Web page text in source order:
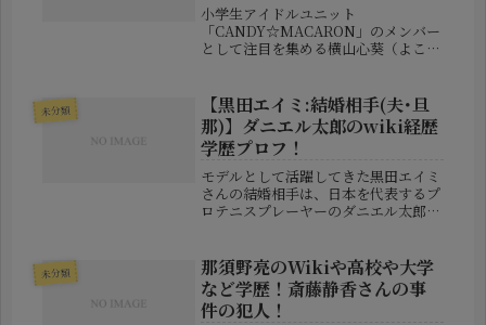
小学生アイドルユニット
「CANDY☆MACARON」のメンバー
として注目を集める横山心葵（よこや
で本格的なレッスンを受けており、
SKE48を夢見るファンの間でも密かな
話題と...
未分類
【黒田エイミ:結婚相手(夫･旦
那)】ダニエル太郎のwiki経歴
学歴プロフ！
モデルとして活躍してきた黒田エイミ
さんの結婚相手は、日本を代表するプ
ロテニスプレーヤーのダニエル太郎選
や子供は？長身で甘いマスクに加え、
コートで見せる迫力あるプレーは、...
未分類
那須野亮のWikiや高校や大学
など学歴！斎藤静香さんの事
件の犯人！